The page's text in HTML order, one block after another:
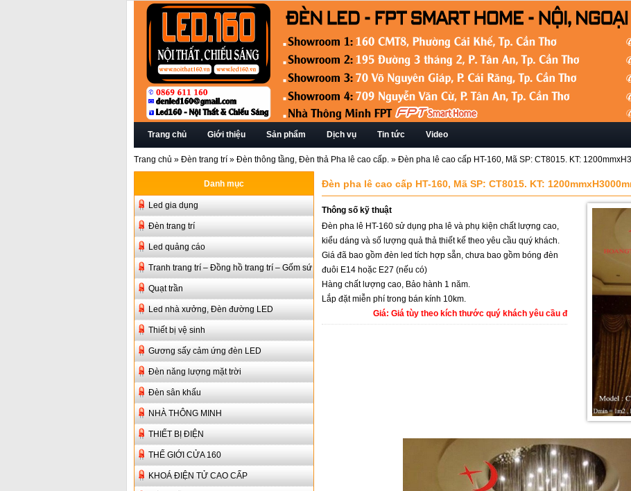
Trang chủ Giới thiệu Sản phẩm Dịch vụ Tin tức Video
Trang chủ » Đèn trang trí » Đèn thông tầng, Đèn thả Pha lê cao cấp. » Đèn pha lê cao cấp HT-160, Mã SP: CT8015. KT:
Danh mục
Led gia dụng
Đèn trang trí
Led quảng cáo
Tranh trang trí – Đồng hồ trang trí – Gốm sứ
Quạt trần
Led nhà xưởng, Đèn đường LED
Thiết bị vệ sinh
Gương sấy cảm ứng đèn LED
Đèn năng lượng mặt trời
Đèn sân khấu
NHÀ THÔNG MINH
THIẾT BỊ ĐIỆN
THẾ GIỚI CỬA 160
KHOÁ ĐIỆN TỬ CAO CẤP
Đèn pha lê cao cấp HT-160, Mã SP: CT8015. KT:
Thông số kỹ thuật
Đèn pha lê HT-160 sử dụng pha lê và phụ kiện chất lượng cao,
kiểu dáng và số lượng quả thả thiết kế theo yêu cầu quý khách.
Giá đã bao gồm đèn led tích hợp sẵn, chưa bao gồm bóng đèn
đuôi E14 hoặc E27 (nếu có)
Hàng chất lượng cao, Bảo hành 1 năm.
Lắp đặt miễn phí trong bán kính 10km.
Giá: Giá tùy theo kích thước quý khách yêu cầu đ